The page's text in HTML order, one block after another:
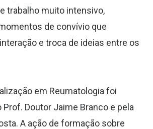
trabalho muito intensivo,
de convívio que
e troca de ideias entre os
em Reumatologia foi
Doutor Jaime Branco e pela
A ação de formação sobre